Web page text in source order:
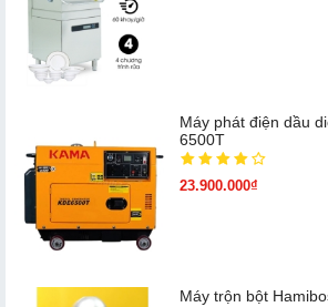
Máy phát điện dầu
6500T
23.900.000₫
Máy trộn bột